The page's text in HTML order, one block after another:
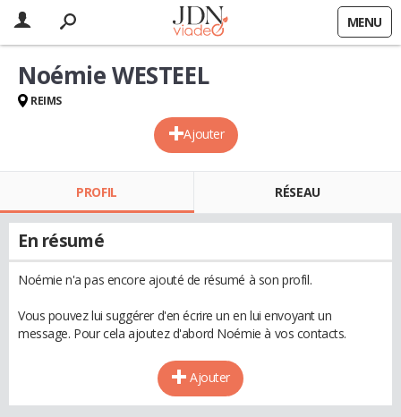
MENU
Ajouter
Noémie WESTEEL
REIMS
PROFIL RÉSEAU
En résumé
Noémie n'a pas encore ajouté de résumé à son profil.
Vous pouvez lui suggérer d'en écrire un en lui envoyant un
message. Pour cela ajoutez d'abord Noémie à vos contacts.
Ajouter